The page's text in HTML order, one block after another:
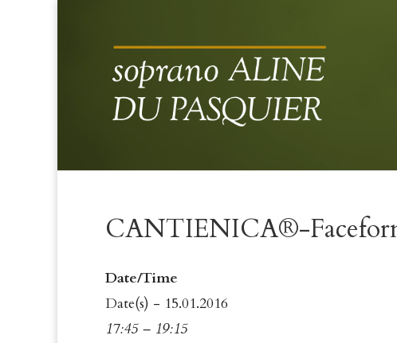
CANTIENICA®-
Date/Time
Date(s) - 15.01.2016
17:45 – 19:15